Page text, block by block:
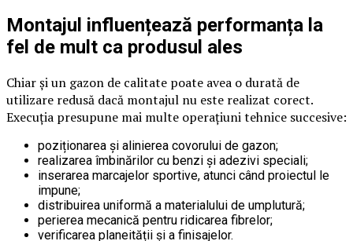
Montajul influențează performanța la
fel de mult ca produsul ales
Chiar și un gazon de calitate poate avea o durată de
utilizare redusă dacă montajul nu este realizat corect.
Execuția presupune mai multe operațiuni tehnice succesive:
poziționarea și alinierea covorului de gazon;
realizarea îmbinărilor cu benzi și adezivi speciali;
inserarea marcajelor sportive, atunci când proiectul le
impune;
distribuirea uniformă a materialului de umplutură;
perierea mecanică pentru ridicarea fibrelor;
verificarea planeității și a finisajelor.